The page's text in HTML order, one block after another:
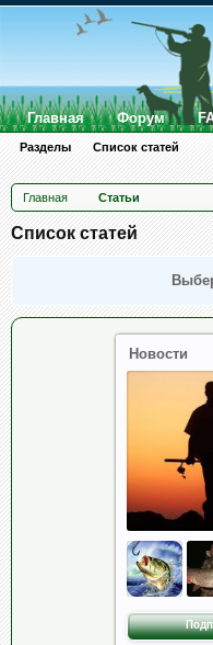
Главная Статьи
Список статей
Новости
Главная Форум
Разделы Список статей